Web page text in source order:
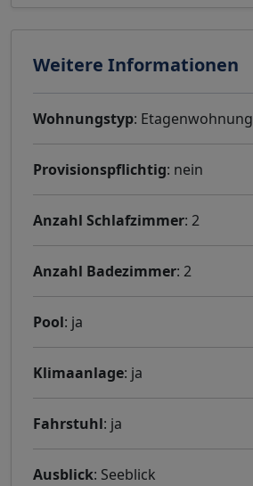
Weitere Informationen
Wohnungstyp: Etagenwohnung
Provisionspflichtig: nein
Anzahl Schlafzimmer: 2
Anzahl Badezimmer: 2
Pool: ja
Klimaanlage: ja
Fahrstuhl: ja
Ausblick: Seeblick